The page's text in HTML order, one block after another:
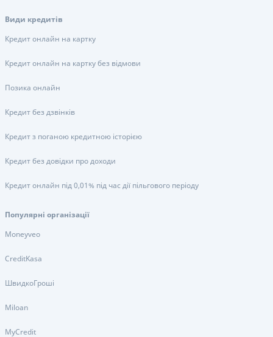
Види кредитів
Кредит онлайн на картку
Кредит онлайн на картку без відмови
Позика онлайн
Кредит без дзвінків
Кредит з поганою кредитною історією
Кредит без довідки про доходи
Кредит онлайн під 0,01% під час дії пільгового періоду
Популярні організації
Moneyveo
CreditKasa
ШвидкоГроші
Miloan
MyCredit